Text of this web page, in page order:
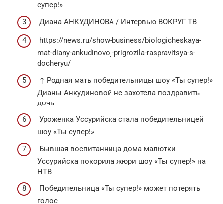
супер!»
Диана АНКУДИНОВА / Интервью ВОКРУГ ТВ
https://news.ru/show-business/biologicheskaya-
mat-diany-ankudinovoj-prigrozila-raspravitsya-s-
docheryu/
↑ Родная мать победительницы шоу «Ты супер!»
Дианы Анкудиновой не захотела поздравить
дочь
Уроженка Уссурийска стала победительницей
шоу «Ты супер!»
Бывшая воспитанница дома малютки
Уссурийска покорила жюри шоу «Ты супер!» на
НТВ
Победительница «Ты супер!» может потерять
голос